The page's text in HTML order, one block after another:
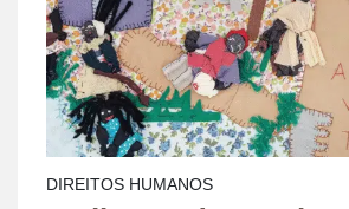
DIREITOS HUMANOS